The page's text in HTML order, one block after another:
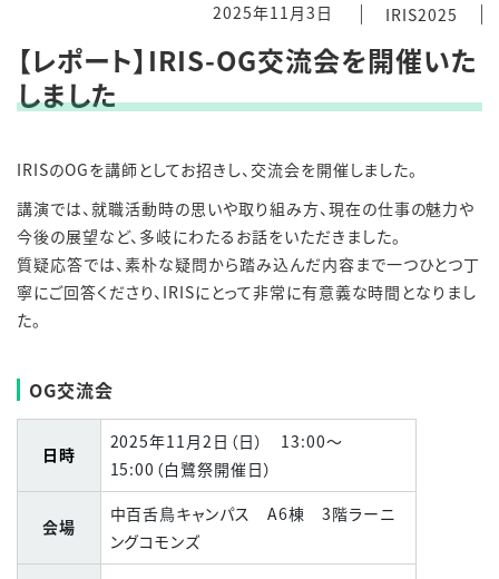
2025年11月3日 IRIS2025
【レポート】IRIS-OG交流会を開催いた
しました
IRISのOGを講師としてお招きし、交流会を開催しました。
講演では、就職活動時の思いや取り組み方、現在の仕事の魅力や
今後の展望など、多岐にわたるお話をいただきました。
質疑応答では、素朴な疑問から踏み込んだ内容まで一つひとつ丁
寧にご回答くださり、IRISにとって非常に有意義な時間となりまし
た。
OG交流会
日時
2025年11月2 日（日） 13:00～
15:00（白鷺祭開催日）
会場
中百舌鳥キャンパスA6棟3階ラーニ
ングコモンズ